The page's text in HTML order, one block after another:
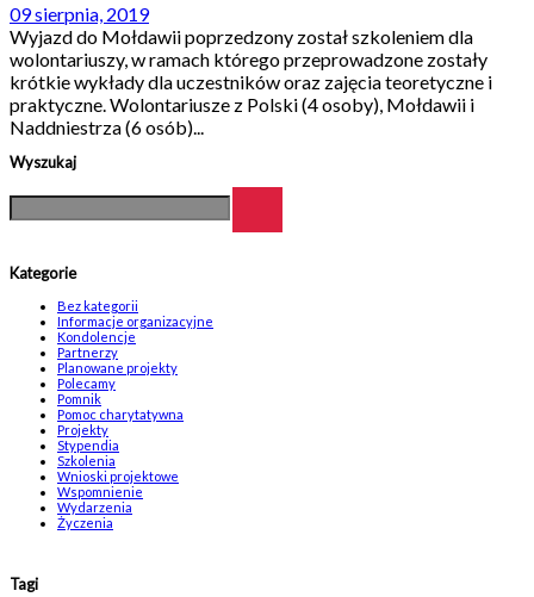
09 sierpnia, 2019
Wyjazd do Mołdawii poprzedzony został szkoleniem dla
wolontariuszy, w ramach którego przeprowadzone zostały
krótkie wykłady dla uczestników oraz zajęcia teoretyczne i
praktyczne. Wolontariusze z Polski (4 osoby), Mołdawii i
Naddniestrza (6 osób)...
Wyszukaj
Kategorie
Bez kategorii
Informacje organizacyjne
Kondolencje
Partnerzy
Planowane projekty
Polecamy
Pomnik
Pomoc charytatywna
Projekty
Stypendia
Szkolenia
Wnioski projektowe
Wspomnienie
Wydarzenia
Życzenia
Tagi